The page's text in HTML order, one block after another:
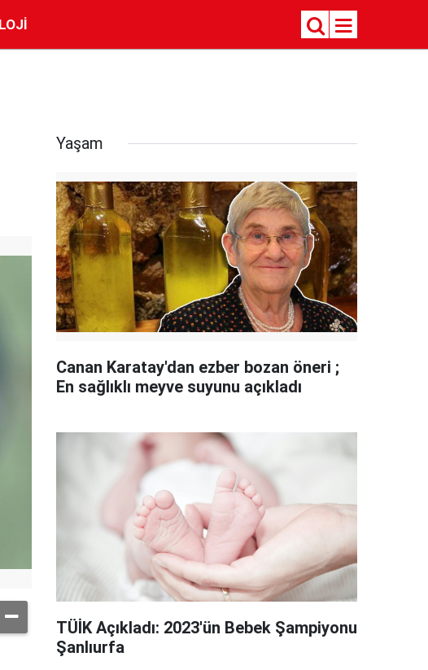
Yaşam
Canan Karatay'dan ezber bozan öneri ;
En sağlıklı meyve suyunu açıkladı
TÜİK Açıkladı: 2023'ün Bebek Şampiyonu
Şanlıurfa